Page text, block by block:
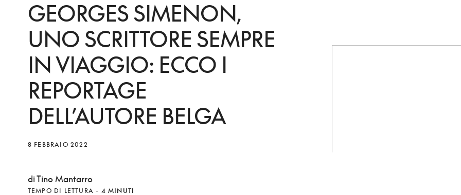
GEORGES SIMENON,
UNO SCRITTORE SEMPRE
IN VIAGGIO: ECCO I
REPORTAGE
DELL’AUTORE BELGA
8 FEBBRAIO 2022
di Tino Mantarro
TEMPO DI LETTURA - 4 MINUTI